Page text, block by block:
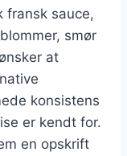
fransk sauce,
smør
at
konsistens
er kendt for.
en opskrift